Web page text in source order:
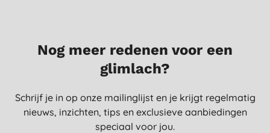
Nog meer redenen voor een
glimlach?
Schrijf je in op onze mailinglijst en je krijgt regelmatig
nieuws, inzichten, tips en exclusieve aanbiedingen
speciaal voor jou.